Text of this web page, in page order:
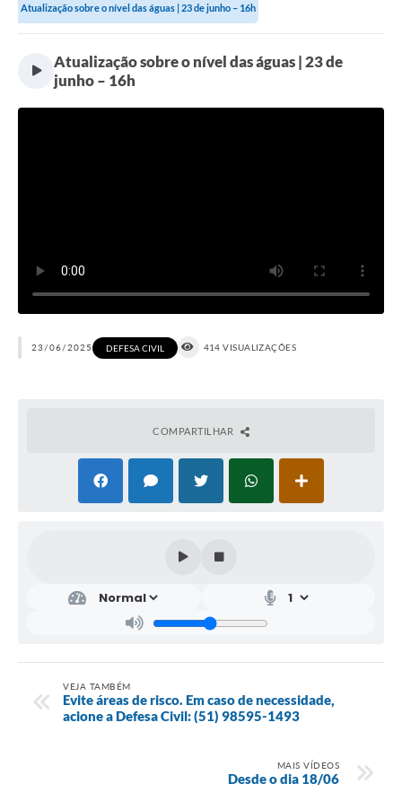
Atualização sobre o nível das águas | 23 de junho – 16h
Atualização sobre o nível das águas | 23 de
junho – 16h
23/06/2025 DEFESA CIVIL 414 VISUALIZAÇÕES
COMPARTILHAR
VEJA TAMBÉM
Evite áreas de risco. Em caso de necessidade,
acione a Defesa Civil: (51) 98595-1493
MAIS VÍDEOS
Desde o dia 18/06